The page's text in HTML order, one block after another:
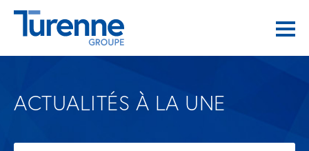
ACTUALITÉS À LA UNE